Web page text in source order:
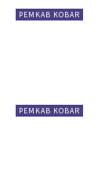
PEMKAB KOBAR
PEMKAB KOBAR